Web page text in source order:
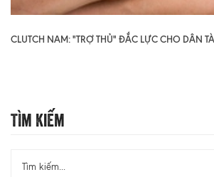
CLUTCH NAM: "TRỢ THỦ" ĐẮC LỰC CHO DÂN
Tìm Kiếm